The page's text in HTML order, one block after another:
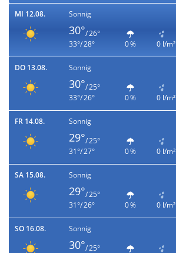
MI 12.08. Sonnig
30°/ 26°
33°/ 28°
0 % 0 l/m²
DO 13.08. Sonnig
30°/ 25°
33°/ 26°
0 % 0 l/m²
FR 14.08. Sonnig
29°/ 25°
31°/ 27°
0 % 0 l/m²
SA 15.08. Sonnig
29°/ 25°
31°/ 26°
0 % 0 l/m²
SO 16.08. Sonnig
30°/ 25°